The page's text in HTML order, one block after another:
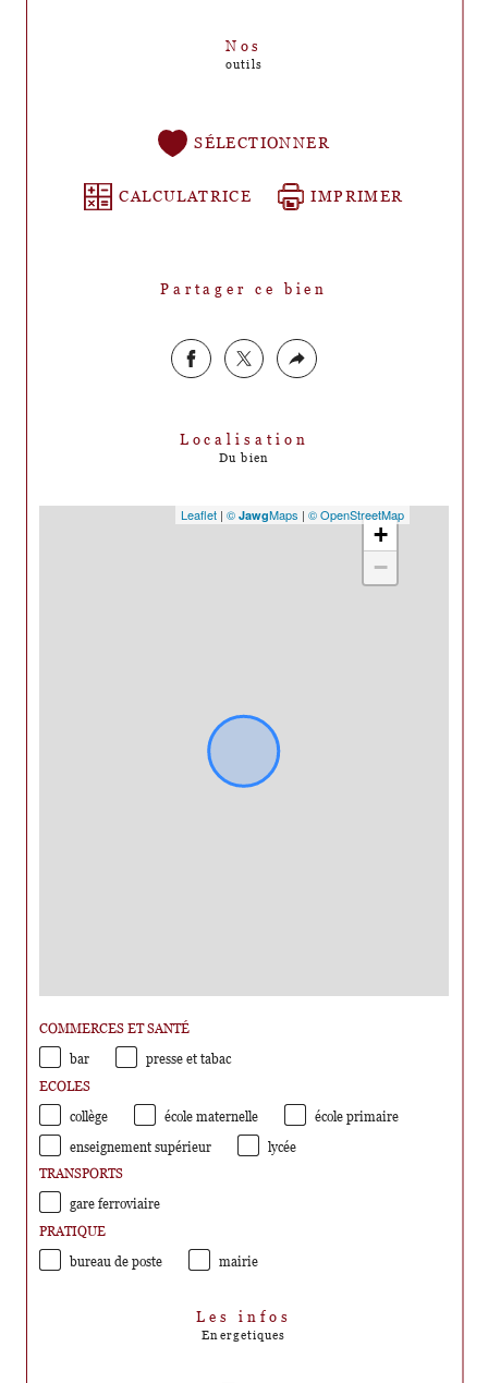
Nos
outils
SÉLECTIONNER
CALCULATRICE IMPRIMER
Partager ce bien
Localisation
Du bien
+
−
Leaflet | © JawgMaps | © OpenStreetMap
COMMERCES ET SANTÉ
bar
presse et tabac
ECOLES
collège
école maternelle école primaire
enseignement supérieur
lycée
TRANSPORTS
gare ferroviaire
PRATIQUE
bureau de poste
mairie
Les infos
Energetiques